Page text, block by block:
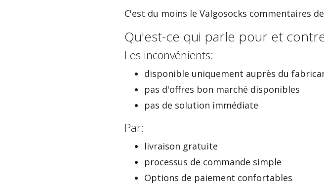
C'est du moins le Valgosocks commentaires
Qu'est-ce qui parle pour et
Les inconvénients:
disponible uniquement auprès du
pas d'offres bon marché disponibles
pas de solution immédiate
Par:
livraison gratuite
processus de commande simple
Options de paiement confortables